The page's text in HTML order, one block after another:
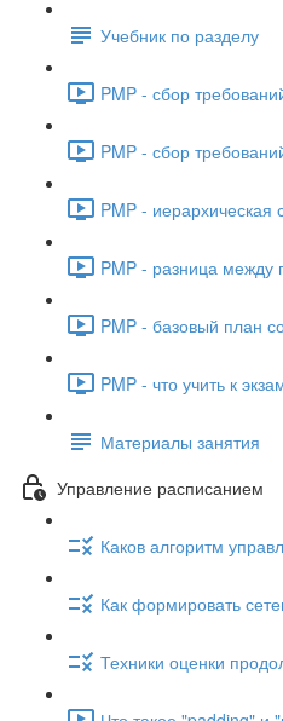
Учебник по разделу
PMP - сбор
PMP - сбор
PMP - иерархическая
PMP - разница между
PMP - базовый план
PMP - что учить к
Материалы занятия
Управление расписанием
Каков алгоритм
Как формировать
Техники оценки